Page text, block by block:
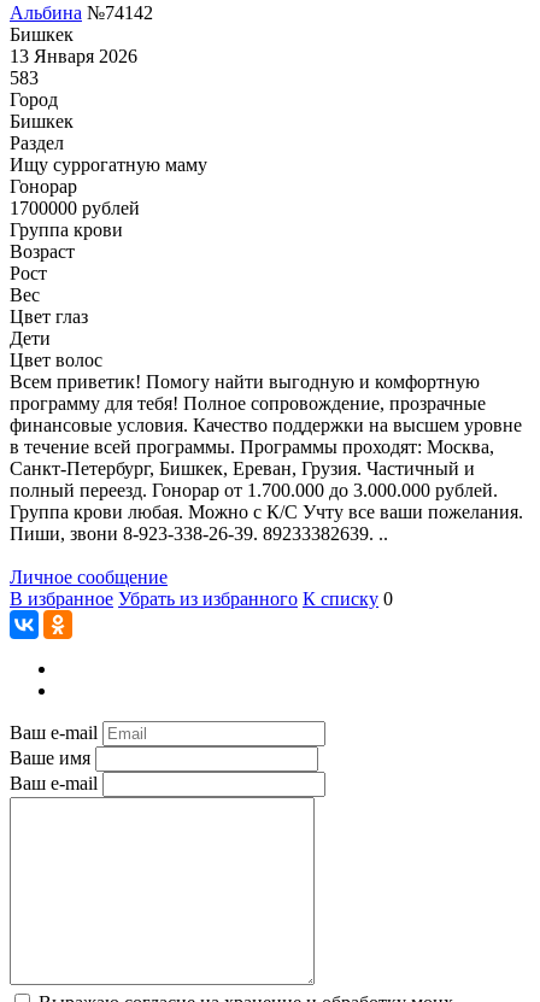
Альбина №74142
Бишкек
13 Января 2026
583
Город
Бишкек
Раздел
Ищу суррогатную маму
Гонoрар
1700000 рублей
Группа крови
Возраст
Рост
Вес
Цвет глаз
Дети
Цвет волос
Всем приветик! Помогу найти выгодную и комфортную
программу для тебя! Полное сопровождение, прозрачные
финансовые условия. Качество поддержки на высшем уровне
в течение всей программы. Программы проходят: Москва,
Санкт-Петербург, Бишкек, Ереван, Грузия. Частичный и
полный переезд. Гонорар от 1.700.000 до 3.000.000 рублей.
Группа крови любая. Можно с К/С Учту все ваши пожелания.
Пиши, звони 8-923-338-26-39. 89233382639. ..
Личное сообщение
В избранное Убрать из избранного К списку 0
Ваш e-mail
Ваше имя
Ваш e-mail